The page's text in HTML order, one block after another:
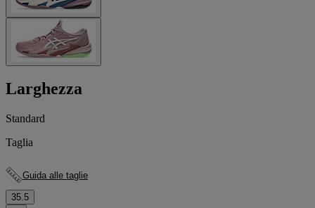
Larghezza
Standard
Taglia
Guida alle taglie
35.5